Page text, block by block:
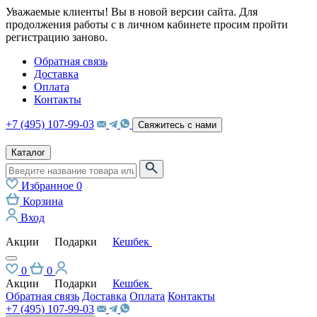
Уважаемые клиенты! Вы в новой версии сайта. Для
продолжения работы с в личном кабинете просим пройти
регистрацию заново.
Обратная связь
Доставка
Оплата
Контакты
+7 (495) 107-99-03 Свяжитесь с нами
Каталог
Избранное 0
Корзина
Вход
Акции
Подарки Кешбек
0
0
Акции
Подарки
Кешбек
Обратная связь Доставка Оплата Контакты
+7 (495) 107-99-03